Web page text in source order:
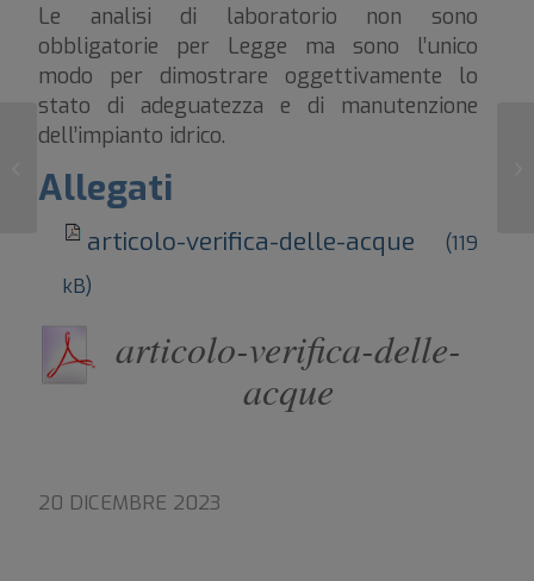
Le analisi di laboratorio non sono
obbligatorie per Legge ma sono l’unico
modo per dimostrare oggettivamente lo
stato di adeguatezza e di manutenzione
dell’impianto idrico.
Allegati
articolo-verifica-delle-acque
(119
kB)
articolo-verifica-delle-
acque
20 DICEMBRE 2023
IGM – SOCIETA’ DI REVISIONE
GESTIONE DI IMMOB...